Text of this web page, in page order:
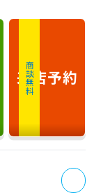
商談無料
来店予約